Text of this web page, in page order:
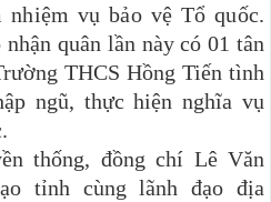
vụ bảo vệ Tổ quốc.
nhận quân lần này có 01 tân
THCS Hồng Tiến tình
ngũ, thực hiện nghĩa vụ
thống, đồng chí Lê Văn
tỉnh cùng lãnh đạođịa